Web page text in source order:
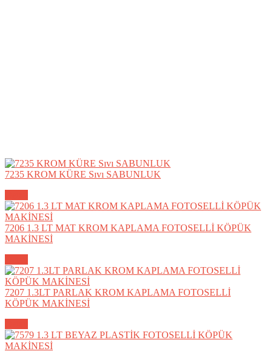
7235 KROM KÜRE Sıvı SABUNLUK
7206 1.3 LT MAT KROM KAPLAMA FOTOSELLİ KÖPÜK
MAKİNESİ
7207 1.3LT PARLAK KROM KAPLAMA FOTOSELLİ
KÖPÜK MAKİNESİ